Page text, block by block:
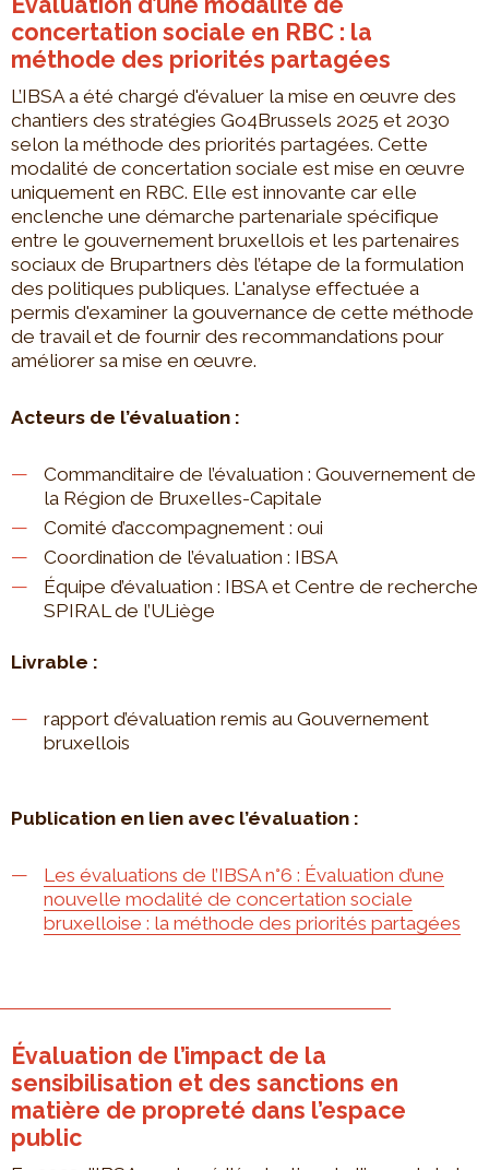
concertation sociale en RBC : la
méthode des priorités partagées
L’IBSA a été chargé d'évaluer la mise en œuvre des
chantiers des stratégies Go4Brussels 2025 et 2030
selon la méthode des priorités partagées. Cette
modalité de concertation sociale est mise en œuvre
uniquement en RBC. Elle est innovante car elle
enclenche une démarche partenariale spécifique
entre le gouvernement bruxellois et les partenaires
sociaux de Brupartners dès l’étape de la formulation
des politiques publiques. L'analyse effectuée a
permis d'examiner la gouvernance de cette méthode
de travail et de fournir des recommandations pour
améliorer sa mise en œuvre.
Acteurs de l’évaluation :
Commanditaire de l’évaluation : Gouvernement de
la Région de Bruxelles-Capitale
Comité d’accompagnement : oui
Coordination de l’évaluation : IBSA
Équipe d’évaluation : IBSA et Centre de recherche
SPIRAL de l’ULiège
Livrable :
rapport d’évaluation remis au Gouvernement
bruxellois
Publication en lien avec l’évaluation :
Les évaluations de l’IBSA n°6 : Évaluation d’une
nouvelle modalité de concertation sociale
bruxelloise : la méthode des priorités partagées
Évaluation de l’impact de la
sensibilisation et des sanctions en
matière de propreté dans l’espace
public